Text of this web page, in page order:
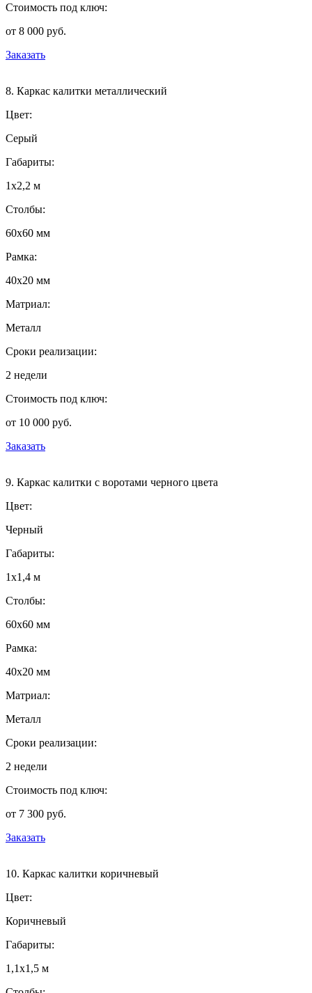
Стоимость под ключ:
от 8 000 руб.
Заказать
8. Каркас калитки металлический
Цвет:
Серый
Габариты:
1х2,2 м
Столбы:
60х60 мм
Рамка:
40х20 мм
Матриал:
Металл
Сроки реализации:
2 недели
Стоимость под ключ:
от 10 000 руб.
Заказать
9. Каркас калитки с воротами черного цвета
Цвет:
Черный
Габариты:
1х1,4 м
Столбы:
60х60 мм
Рамка:
40х20 мм
Матриал:
Металл
Сроки реализации:
2 недели
Стоимость под ключ:
от 7 300 руб.
Заказать
10. Каркас калитки коричневый
Цвет:
Коричневый
Габариты:
1,1х1,5 м